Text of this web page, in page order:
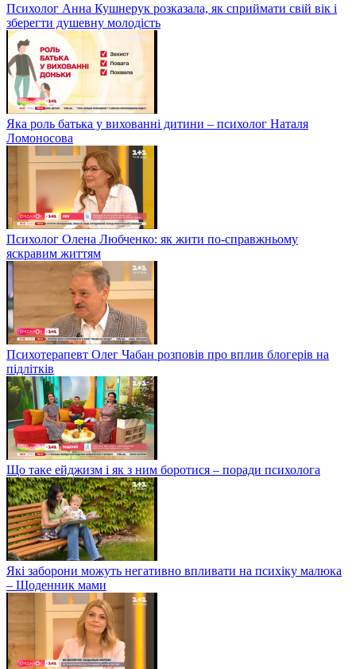
Психолог Анна Кушнерук розказала, як сприймати свій вік і
зберегти душевну молодість
Яка роль батька у вихованні дитини – психолог Наталя
Ломоносова
Психолог Олена Любченко: як жити по-справжньому
яскравим життям
Психотерапевт Олег Чабан розповів про вплив блогерів на
підлітків
Що таке ейджизм і як з ним боротися – поради психолога
Які заборони можуть негативно впливати на психіку малюка
– Щоденник мами